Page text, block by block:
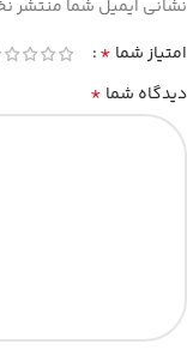
نشانی ایمیل شما منتشر
امتیاز شما *
دیدگاه شما *